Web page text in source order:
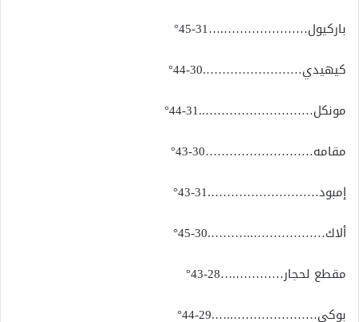
باركيول………………….…31-45°
كيهيدي…………………….30-44°
مونكل………………………..31-44°
مقامه………………………30-43°
إمبود……………………….31-43°
ألاك………………..……….30-45°
مقطع لحجار………….…28-43°
بوكى…………………..….29-44°